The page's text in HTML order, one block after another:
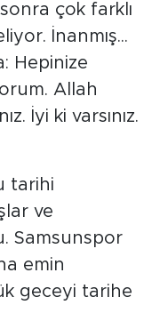
çok farklı
İnanmış...
Hepinize
Allah
İyi ki varsınız.
tarihi
ve
Samsunspor
emin
geceyi tarihe